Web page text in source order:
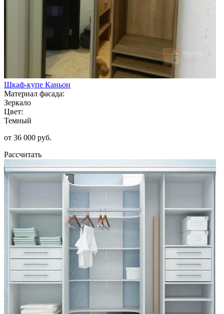
Шкаф-купе Каньон
Материал фасада:
Зеркало
Цвет:
Темный
от 36 000 руб.
Рассчитать